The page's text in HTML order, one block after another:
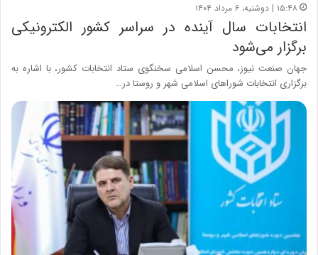
۱۵:۴۸ | دوشنبه، ۶ مرداد ۱۴۰۴
انتخابات سال آینده در سراسر کشور الکترونیکی
برگزار می‌شود
جهان صنعت نیوز، محسن اسلامی سخنگوی ستاد انتخابات کشور، با اشاره به
برگزاری انتخابات شوراهای اسلامی شهر و روستا در…